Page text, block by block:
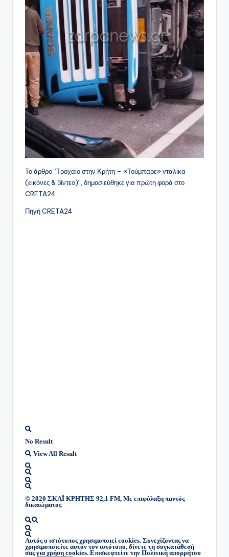
Το άρθρο “Τροχαίο στην Κρήτη – «Τούμπαρε» νταλίκα
(εικόνες & βίντεο)“, δημοσιεύθηκε για πρώτη φορά στο
CRETA24.
Πηγή CRETA24
No Result
View All Result
© 2020 ΣΚΑΪ ΚΡΗΤΗΣ 92,1 FM, Με επιφύλαξη παντός
δικαιώματος
Αυτός ο ιστότοπος χρησιμοποιεί cookies. Συνεχίζοντας να
χρησιμοποιείτε αυτόν τον ιστότοπο, δίνετε τη συγκατάθεσή
σας για χρήση cookies. Επισκεφτείτε την Πολιτική απορρήτου